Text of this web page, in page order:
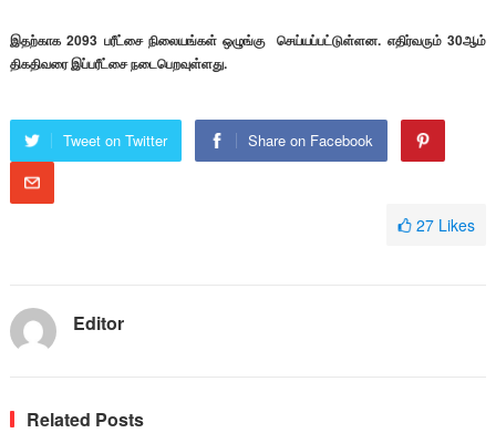
இதற்காக 2093 பரீட்சை நிலையங்கள் ஒழுங்கு செய்யப்பட்டுள்ளன. எதிர்வரும் 30ஆம்
திகதிவரை இப்பரீட்சை நடைபெறவுள்ளது.
Tweet on Twitter Share on Facebook
27 Likes
Editor
Related Posts